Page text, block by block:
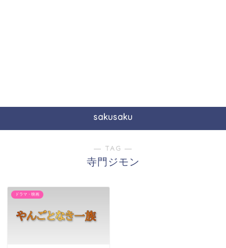
sakusaku
― TAG ―
寺門ジモン
ドラマ・映画